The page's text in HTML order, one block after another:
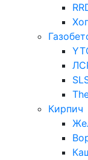
Кирпич